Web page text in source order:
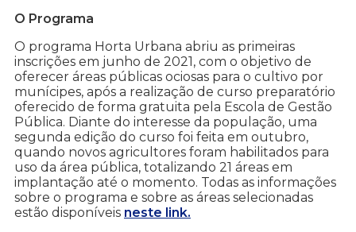
O Programa
O programa Horta Urbana abriu as primeiras
inscrições em junho de 2021, com o objetivo de
oferecer áreas públicas ociosas para o cultivo por
munícipes, após a realização de curso preparatório
oferecido de forma gratuita pela Escola de Gestão
Pública. Diante do interesse da população, uma
segunda edição do curso foi feita em outubro,
quando novos agricultores foram habilitados para
uso da área pública, totalizando 21 áreas em
implantação até o momento. Todas as informações
sobre o programa e sobre as áreas selecionadas
estão disponíveis neste link.